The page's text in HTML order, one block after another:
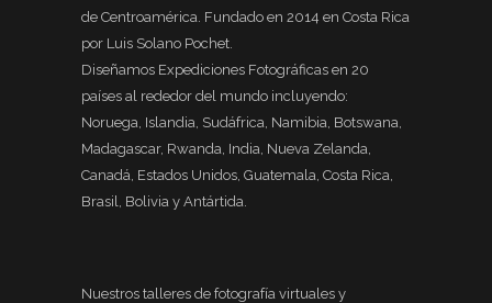
de Centroamérica. Fundado en 2014 en Costa Rica
por Luis Solano Pochet.
Diseñamos Expediciones Fotográficas en 20
países al rededor del mundo incluyendo:
Noruega, Islandia, Sudáfrica, Namibia, Botswana,
Madagascar, Rwanda, India, Nueva Zelanda,
Canadá, Estados Unidos, Guatemala, Costa Rica,
Brasil, Bolivia y Antártida.
Nuestros talleres de fotografía virtuales y